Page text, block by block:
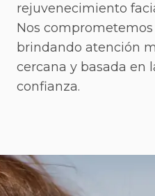
rejuvenecimiento
Nos
brindando atención
cercana y basada en
confianza.